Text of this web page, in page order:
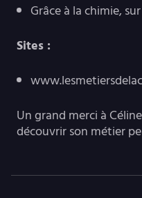
Grâce à la chimie,
Sites :
Un grand merci à
découvrir son métier